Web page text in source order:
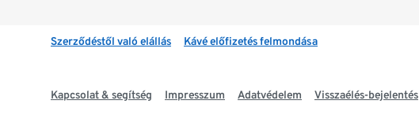
Szerződéstől való elállás Kávé előfizetés felmondása
Kapcsolat & segítség Impresszum Adatvédelem Visszaélés-bejelentés